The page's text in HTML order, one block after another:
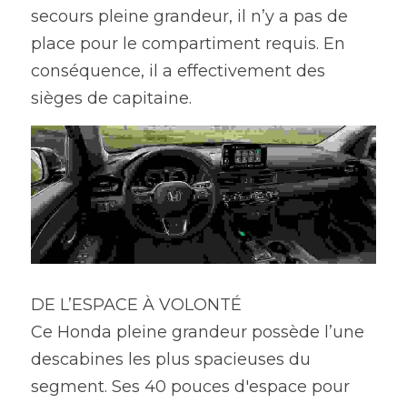
secours pleine grandeur, il n’y a pas de
place pour le compartiment requis. En
conséquence, il a effectivement des
sièges de capitaine.
DE L’ESPACE À VOLONTÉ
Ce Honda pleine grandeur possède l’une
descabines les plus spacieuses du
segment. Ses 40 pouces d'espace pour